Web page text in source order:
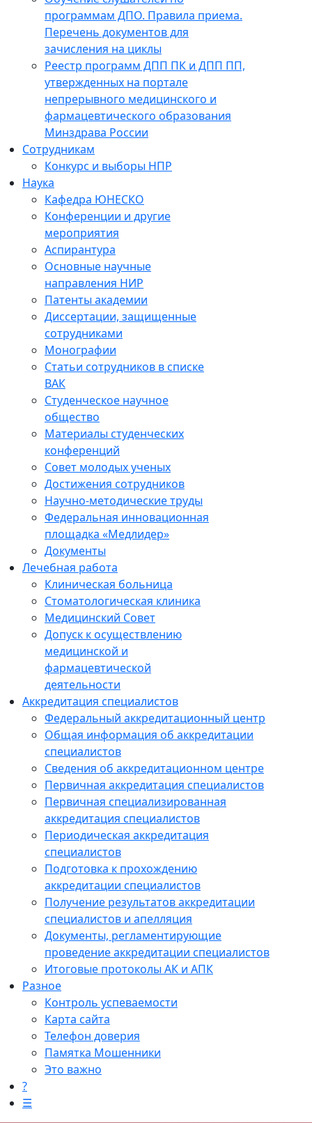
программам ДПО. Правила приема.
Перечень документов для
зачисления на циклы
Реестр программ ДПП ПК и ДПП ПП,
утвержденных на портале
непрерывного медицинского и
фармацевтического образования
Минздрава России
Сотрудникам
Конкурс и выборы НПР
Наука
Кафедра ЮНЕСКО
Конференции и другие
мероприятия
Аспирантура
Основные научные
направления НИР
Патенты академии
Диссертации, защищенные
сотрудниками
Монографии
Статьи сотрудников в списке
ВАК
Студенческое научное
общество
Материалы студенческих
конференций
Совет молодых ученых
Достижения сотрудников
Научно-методические труды
Федеральная инновационная
площадка «Медлидер»
Документы
Лечебная работа
Клиническая больница
Стоматологическая клиника
Медицинский Совет
Допуск к осуществлению
медицинской и
фармацевтической
деятельности
Аккредитация специалистов
Федеральный аккредитационный центр
Общая информация об аккредитации
специалистов
Сведения об аккредитационном центре
Первичная аккредитация специалистов
Первичная специализированная
аккредитация специалистов
Периодическая аккредитация
специалистов
Подготовка к прохождению
аккредитации специалистов
Получение результатов аккредитации
специалистов и апелляция
Документы, регламентирующие
проведение аккредитации специалистов
Итоговые протоколы АК и АПК
Разное
Контроль успеваемости
Карта сайта
Телефон доверия
Памятка Мошенники
Это важно
?
☰